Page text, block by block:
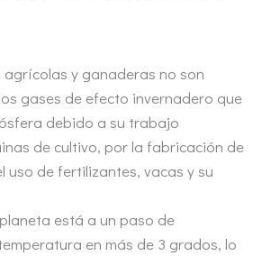
agrícolas y ganaderas no son
gases de efecto invernadero que
debido a su trabajo
de cultivo, por la fabricación de
uso de fertilizantes, vacas y su
está a un paso de
en más de 3 grados, lo